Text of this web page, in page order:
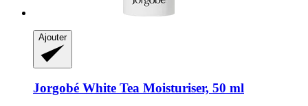
Ajouter
Jorgobé White Tea Moisturiser, 50 ml